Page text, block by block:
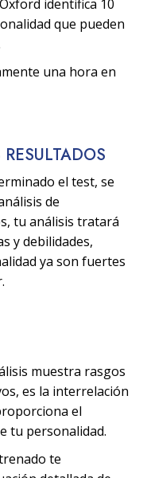
identifica 10
que pueden
una hora en
el test, se
de
tu análisis tratará
y debilidades,
ya son fuertes
muestra rasgos
es la interrelación
el
tu personalidad.
te